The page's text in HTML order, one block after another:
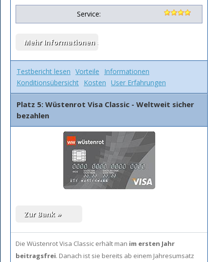
Service:
Testbericht lesen Vorteile
Informationen
Konditionsübersicht Kosten User Erfahrungen
Platz 5: Wüstenrot Visa Classic - Weltweit sicher
bezahlen
Die Wüstenrot Visa Classic erhält man im ersten Jahr
beitragsfrei. Danach ist sie bereits ab einem Jahresumsatz